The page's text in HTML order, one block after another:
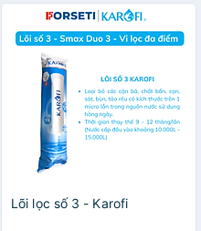
Lõi lọc số 3 - Karofi